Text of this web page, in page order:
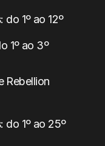
do 1º ao 12º
1º ao 3º
Rebellion
do 1º ao 25º